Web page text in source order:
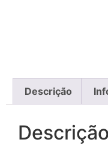
Descrição
Descrição